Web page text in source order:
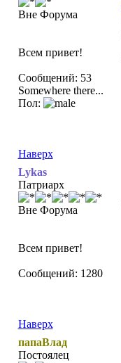
Вне Форума
Всем привет!
Сообщений: 53
Somewhere there...
Пол:
Наверх
Lykas
Патриарх
Вне Форума
Всем привет!
Сообщений: 1280
Наверх
папаВлад
Постоялец